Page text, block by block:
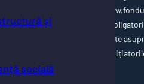
și
socială
vă invităm să vizitați
web nu reprezintă în mod
Întreaga responsabilitate
prezentate revine
paginii web.